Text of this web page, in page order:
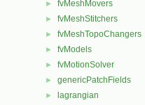
► fvMeshMovers
► fvMeshStitchers
► fvMeshTopoChangers
► fvModels
► fvMotionSolver
► genericPatchFields
► lagrangian